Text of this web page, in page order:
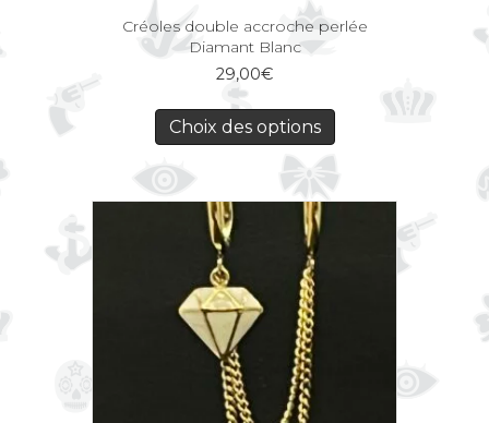
Créoles double accroche perlée
Diamant Blanc
29,00€
Choix des options